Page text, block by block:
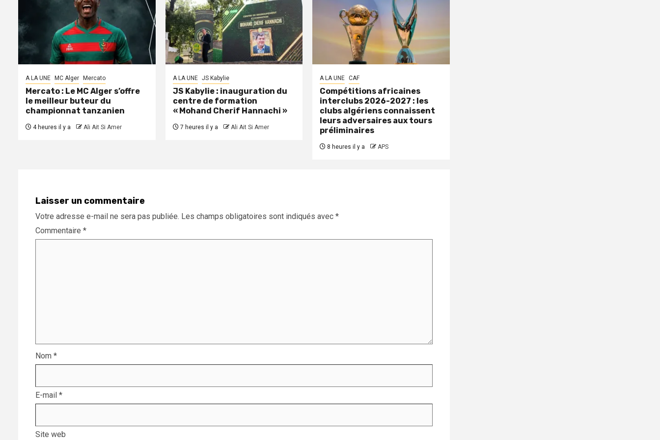
A LA UNE MC Alger Mercato
Mercato : Le MC Alger s’offre
le meilleur buteur du
championnat tanzanien
4 heures il y a Ali Ait Si Amer
A LA UNE JS Kabylie
JS Kabylie : inauguration du
centre de formation
« Mohand Cherif Hannachi »
7 heures il y a Ali Ait Si Amer
A LA UNE CAF
Compétitions africaines
interclubs 2026-2027 : les
clubs algériens connaissent
leurs adversaires aux tours
préliminaires
8 heures il y a APS
Laisser un commentaire
Votre adresse e-mail ne sera pas publiée. Les champs obligatoires sont indiqués avec *
Commentaire *
Nom *
E-mail *
Site web